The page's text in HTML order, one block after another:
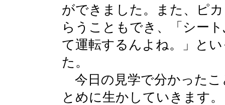
ができました。また、ピ
らうこともでき、「シー
て運転するんよね。」と
た。
今日の見学で分かったこ
とめに生かしていきます。